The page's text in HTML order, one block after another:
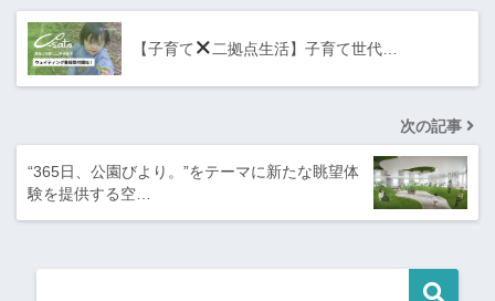
【子育て 二拠点生活】子育て世代…
次の記事
“365日、公園びより。”をテーマに新たな眺望体
験を提供する空…